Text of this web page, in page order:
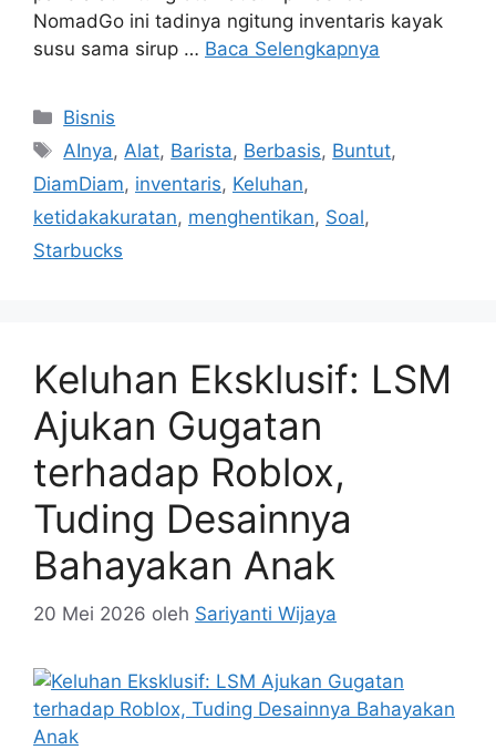
NomadGo ini tadinya ngitung inventaris kayak
susu sama sirup … Baca Selengkapnya
Kategori
Bisnis
Tag
AInya, Alat, Barista, Berbasis, Buntut,
DiamDiam, inventaris, Keluhan,
ketidakakuratan, menghentikan, Soal,
Starbucks
Keluhan Eksklusif: LSM
Ajukan Gugatan
terhadap Roblox,
Tuding Desainnya
Bahayakan Anak
20 Mei 2026 oleh Sariyanti Wijaya